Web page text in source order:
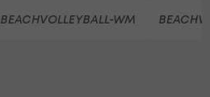
BEACHVOLLEYBALL-WM